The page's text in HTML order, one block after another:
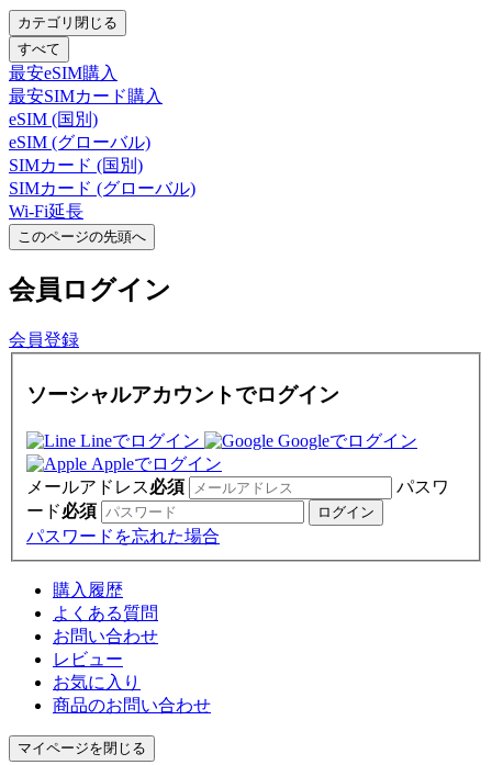
カテゴリ閉じる
すべて
最安eSIM購入
最安SIMカード購入
eSIM (国別)
eSIM (グローバル)
SIMカード (国別)
SIMカード (グローバル)
Wi-Fi延長
このページの先頭へ
会員 ログイン
会員登録
ソーシャルアカウントでログイン
Lineでログイン
Googleでログイン
Appleでログイン
メールアドレス必須
パスワ
ード必須
パスワードを忘れた場合
購入履歴
よくある質問
お問い合わせ
レビュー
お気に入り
商品のお問い合わせ
マイページを閉じる